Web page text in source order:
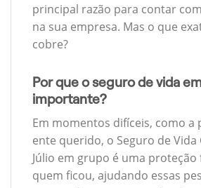
principal razão para contar
na sua empresa. Mas o que
cobre?
Por que o seguro de vida
importante?
Em momentos difíceis, como a
ente querido, o Seguro de Vida
Júlio em grupo é uma
quem ficou, ajudando essas